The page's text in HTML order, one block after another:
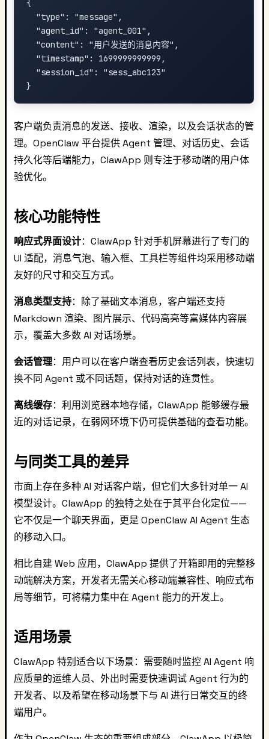
{
  "type": "message",
  "agent_id": "agent_001",
  "content": "用户发送的消息内容",
  "timestamp": 1699999999999,
  "session_id": "sess_abc123"
客户端负责消息的发送、接收、渲染，以及会话状态的管
理。OpenClaw 平台提供 Agent 管理、对话历史、会话
持久化等后端能力，ClawApp 则专注于移动端的用户体
验优化。
核心功能特性
响应式界面设计：ClawApp 针对手机屏幕进行了专门的
UI 适配，消息气泡、输入框、工具栏等组件均采用移动端
友好的尺寸和交互方式。
消息类型支持：除了基础文本消息，客户端还支持
Markdown 渲染、图片展示、代码高亮等富媒体内容展
示，覆盖大多数 AI 对话场景。
会话管理：用户可以在客户端查看历史会话列表，快速切
换不同 Agent 或不同话题，保持对话的连贯性。
离线缓存：利用浏览器本地存储，ClawApp 能够缓存最
近的对话记录，在弱网环境下仍可提供基础的查看功能。
与同类工具的差异
市面上存在多种 AI 对话客户端，但它们大多针对单一 AI
模型设计。ClawApp 的独特之处在于其平台化定位——
它不仅是一个聊天界面，更是 OpenClaw AI Agent 生态
的移动入口。
相比自建 Web 应用，ClawApp 提供了开箱即用的完整移
动端解决方案，开发者无需关心移动端兼容性、响应式布
局等细节，可将精力集中在 Agent 能力的开发上。
适用场景
ClawApp 特别适合以下场景：需要随时监控 AI Agent 响
应质量的运维人员、外出时需要快速调试 Agent 行为的
开发者、以及希望在移动场景下与 AI 进行日常交互的终
端用户。